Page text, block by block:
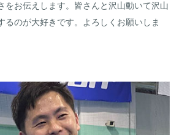
をお伝えします。皆さんと沢山動いて沢山
るのが大好きです。よろしくお願いしま